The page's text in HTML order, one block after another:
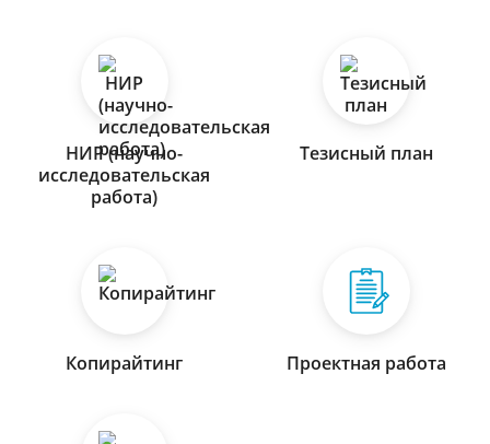
НИР (научно-
исследовательская
работа)
Тезисный план
Копирайтинг Проектная работа